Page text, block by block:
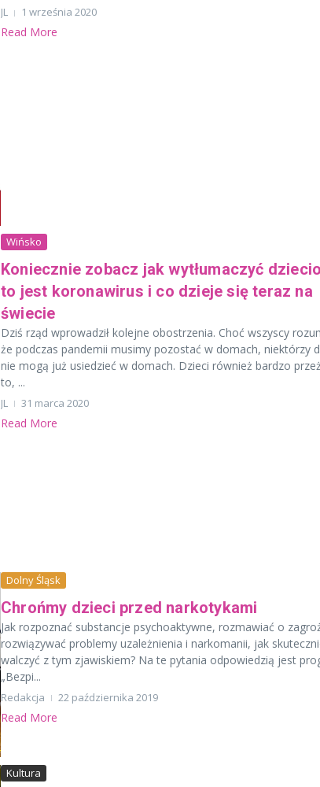
JL 1 września 2020
Read More
Wińsko
Koniecznie zobacz jak wytłumaczyć
to jest koronawirus i co dzieje się teraz na
świecie
Dziś rząd wprowadził kolejne obostrzenia. Choć wszyscy
że podczas pandemii musimy pozostać w domach, niektórzy
nie mogą już usiedzieć w domach. Dzieci również bardzo
to, ...
JL 31 marca 2020
Read More
Dolny Śląsk
Chrońmy dzieci przed narkotykami
Jak rozpoznać substancje psychoaktywne, rozmawiać o
rozwiązywać problemy uzależnienia i narkomanii, jak
walczyć z tym zjawiskiem? Na te pytania odpowiedzią jest
„Bezpi...
Redakcja 22 października 2019
Read More
Kultura